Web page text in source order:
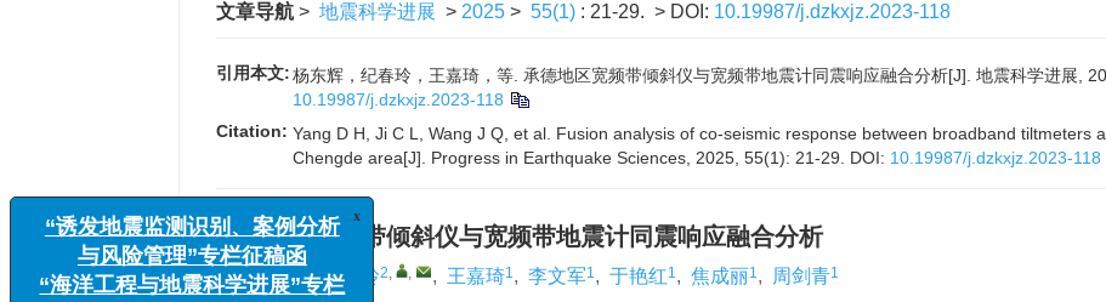
文章导航 > 地震科学进展 > 2025 > 55(1) : 21-29. > DOI: 10.19987/j.dzkxjz.2023-118
引用本文:杨东辉，纪春玲，王嘉琦，等. 承德地区宽频带倾斜仪与宽频带地震计同震响应融合分析[J]. 地震科学进展,
10.19987/j.dzkxjz.2023-118
Citation: Yang D H, Ji C L, Wang J Q, et al. Fusion analysis of co-seismic response between broadband tiltmeters
Chengde area[J]. Progress in Earthquake Sciences, 2025, 55(1): 21-29.
DOI: 10.19987/j.dzkxjz.2023-118
承德地区宽频带倾斜仪与宽频带地震计同震响应融合分析
杨东辉1, , 纪春玲2, , , 王嘉琦1, 李文军1, 于艳红1, 焦成丽1, 周剑青1